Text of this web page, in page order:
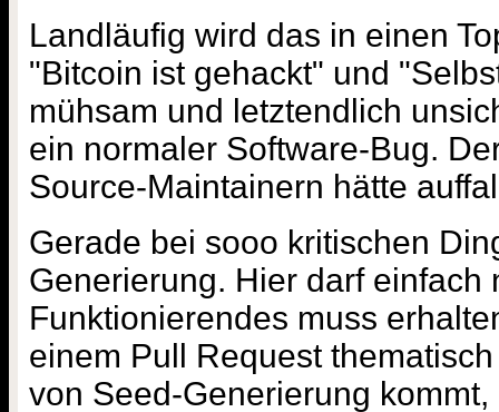
Landläufig wird das in einen
"Bitcoin ist gehackt" und
mühsam und letztendlich
ein normaler Software-Bug.
Source-Maintainern hätte
Gerade bei sooo kritischen
Generierung. Hier darf einfach
Funktionierendes muss
einem Pull Request
von Seed-Generierung